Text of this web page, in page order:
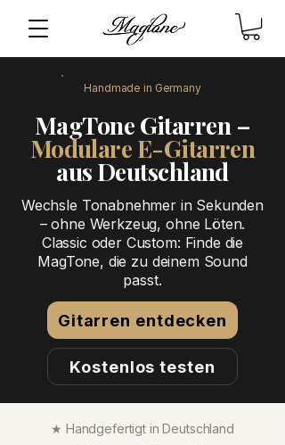
Handmade in Germany
MagTone Gitarren –
Modulare E-Gitarren
aus Deutschland
Wechsle Tonabnehmer in Sekunden
– ohne Werkzeug, ohne Löten.
Classic oder Custom: Finde die
MagTone, die zu deinem Sound
passt.
Gitarren entdecken
Kostenlos testen
★ Handgefertigt in Deutschland